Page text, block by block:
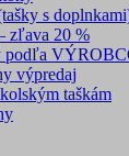
s
zľava 20 %
podľa
výpredaj
taškám